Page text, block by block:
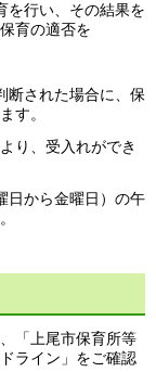
を行い、その結果を
育の適否を
断された場合に、保
す。
、受入れができ
日から金曜日）の午
「上尾市保育所等
ライン​」をご確認